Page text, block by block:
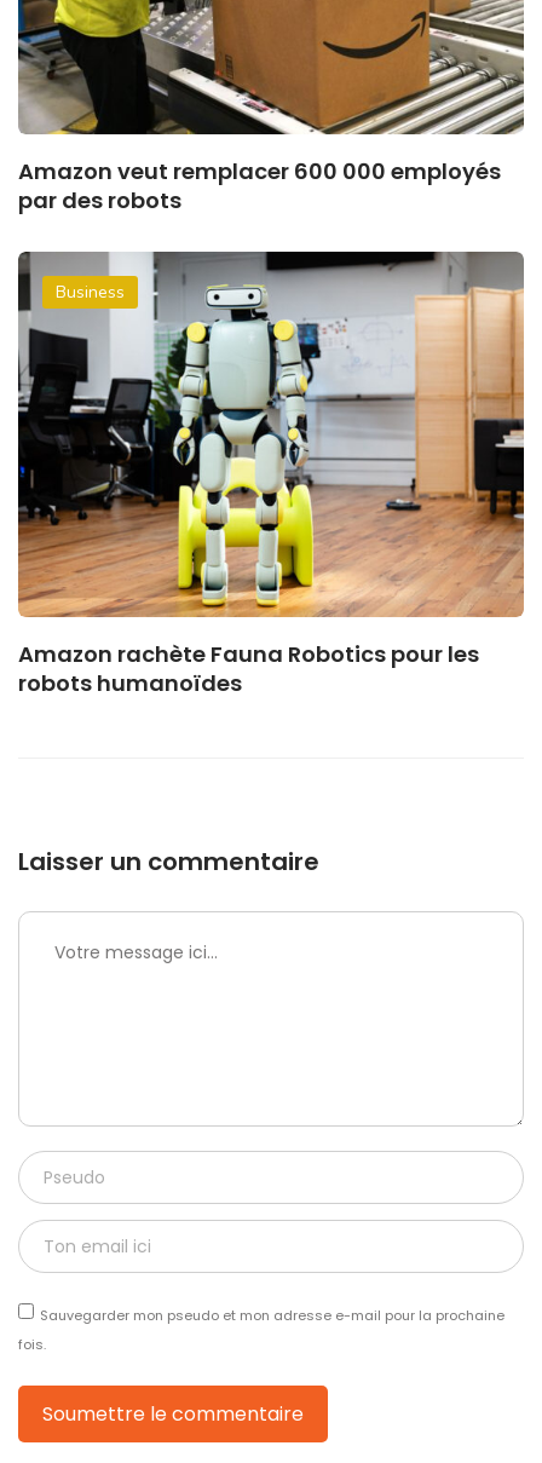
Amazon veut remplacer 600 000 employés
par des robots
Business
Amazon rachète Fauna Robotics pour les
robots humanoïdes
Laisser un commentaire
Sauvegarder mon pseudo et mon adresse e-mail pour la prochaine
fois.
Soumettre le commentaire